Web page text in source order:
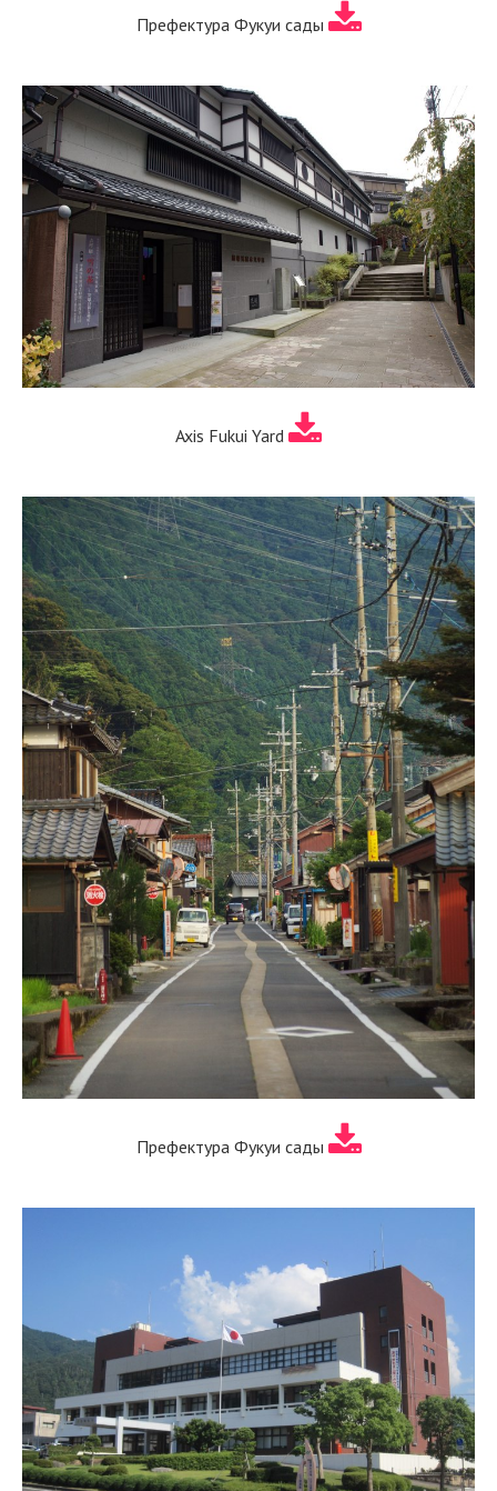
Префектура Фукуи сады
Axis Fukui Yard
Префектура Фукуи сады